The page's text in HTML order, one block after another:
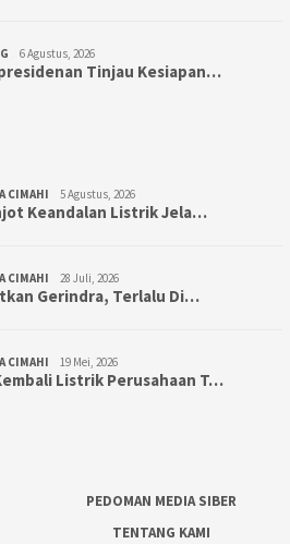
6 Agustus, 2026
Tinjau Kesiapan…
CIMAHI 5 Agustus, 2026
Keandalan Listrik Jela…
CIMAHI 28 Juli, 2026
Gerindra, Terlalu Di…
CIMAHI 19 Mei, 2026
Listrik Perusahaan T…
PEDOMAN MEDIA SIBER
TENTANG KAMI